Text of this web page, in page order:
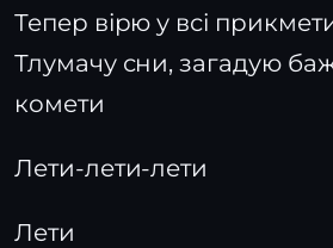
Тепер вірю у всі
Тлумачу сни, загадую
комети
Лети-лети-лети
Лети